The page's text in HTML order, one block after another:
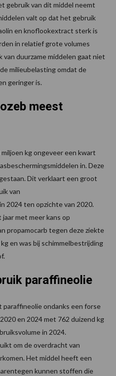
gebruik van dit middel neemt
valt op dat het gebruik
en knoflookextract sterk is
in relatief grote volumes
duurzame middelen gaat niet
milieubelasting omdat de
geringer is.
meest
kg ongeveer een kwart
in. Deze
Dit verklaart een groot
van
2024 ten opzichte van 2020.
met meer kans op
propamocarb tegen deze ziekte
en was bij schimmelbestrijding
paraffineolie
ondanks een forse
en 2024 met 762 duizend kg
in 2024.
om de overdracht van
Het middel heeft een
kunnen stoffen die